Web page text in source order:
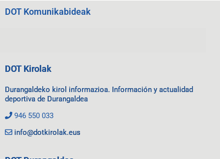
DOT Komunikabideak
DOT Kirolak
Durangaldeko kirol informazioa. Información y actualidad
deportiva de Durangaldea
946 550 033
info@dotkirolak.eus